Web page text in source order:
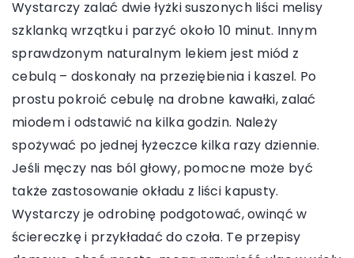
Wystarczy zalać dwie łyżki suszonych liści melisy
szklanką wrzątku i parzyć około 10 minut. Innym
sprawdzonym naturalnym lekiem jest miód z
cebulą – doskonały na przeziębienia i kaszel. Po
prostu pokroić cebulę na drobne kawałki, zalać
miodem i odstawić na kilka godzin. Należy
spożywać po jednej łyżeczce kilka razy dziennie.
Jeśli męczy nas ból głowy, pomocne może być
także zastosowanie okładu z liści kapusty.
Wystarczy je odrobinę podgotować, owinąć w
ściereczkę i przykładać do czoła. Te przepisy